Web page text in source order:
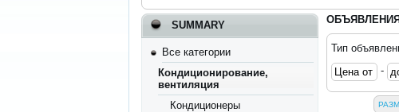
SUMMARY
Все категории
Кондиционирование,
вентиляция
Кондиционеры
Тип
-